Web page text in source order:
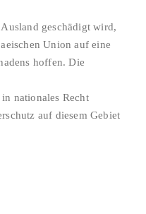
geschädigt wird,
Union auf eine
hoffen. Die
nationales Recht
auf diesem Gebiet